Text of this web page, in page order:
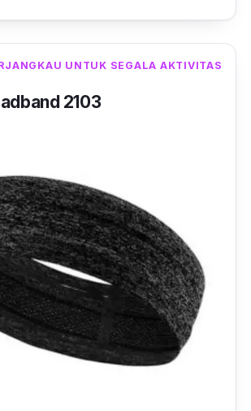
ukurannya agar pas di kepala.
merasakan perbedaan
Cocok digunakan untuk
lari,hikingataupun gym.
UNTUK SEGALA AKTIVITAS
2103